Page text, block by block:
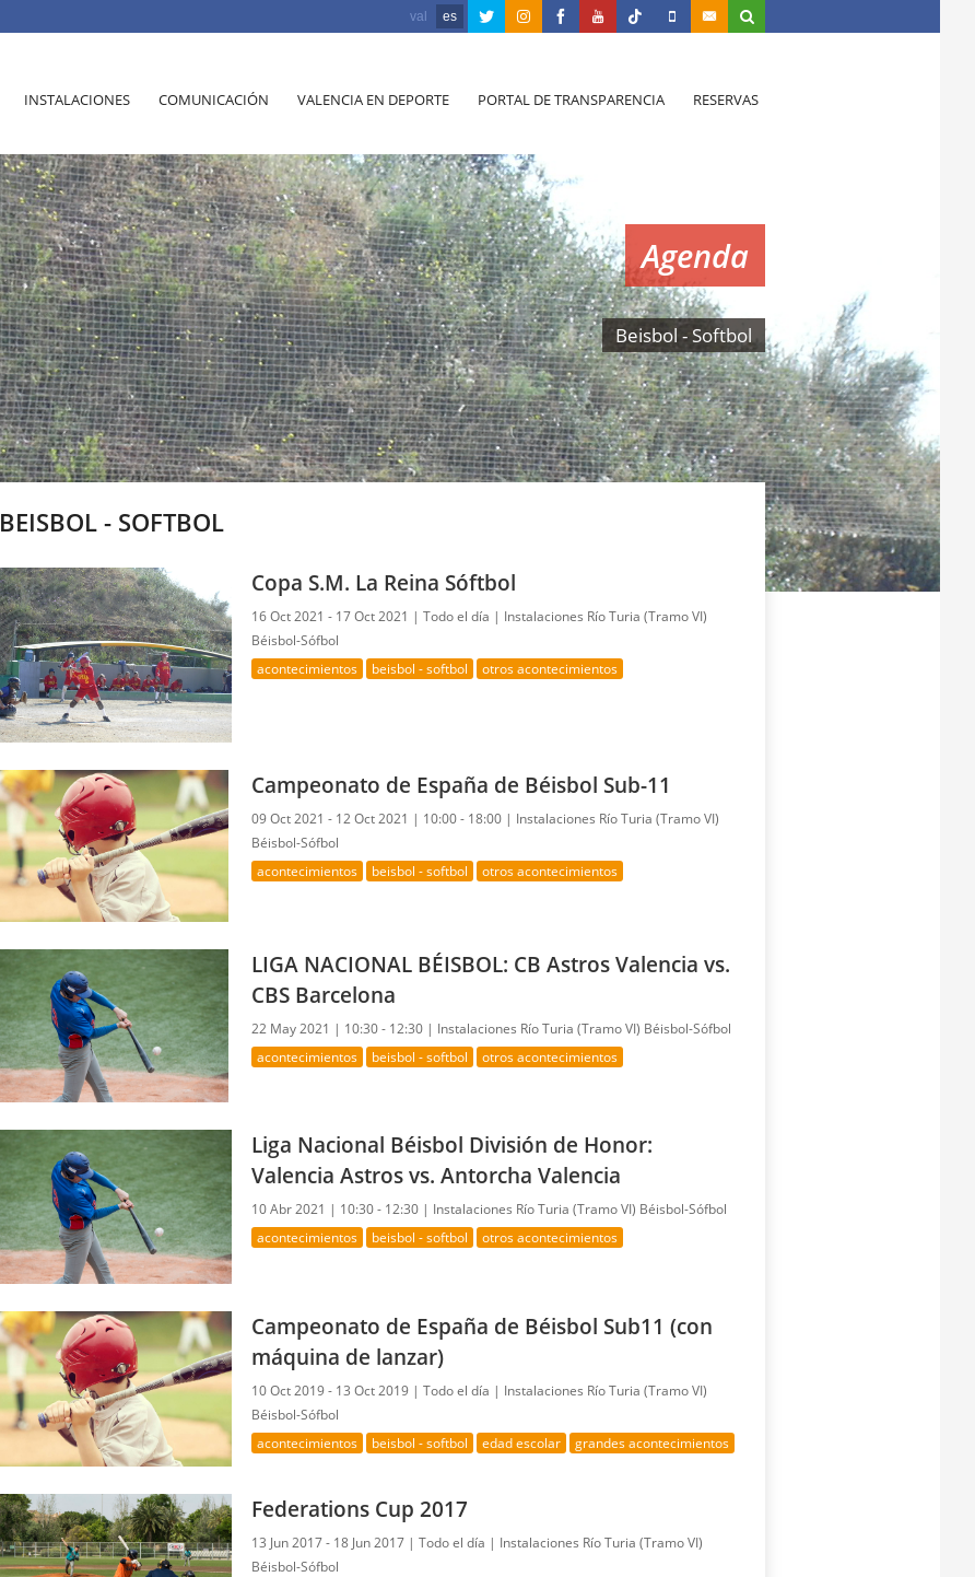
val es
INSTALACIONES COMUNICACIÓN VALENCIA EN DEPORTE PORTAL DE TRANSPARENCIA RESERVAS
Agenda
Beisbol - Softbol
BEISBOL - SOFTBOL
Copa S.M. La Reina Sóftbol
16 Oct 2021 - 17 Oct 2021 |Todo el día | Instalaciones Río Turia (Tramo VI)
Béisbol-Sófbol
acontecimientos beisbol - softbol otros acontecimientos
Campeonato de España de Béisbol Sub-11
09 Oct 2021 - 12 Oct 2021 | 10:00 - 18:00 | Instalaciones Río Turia (Tramo VI)
Béisbol-Sófbol
acontecimientos beisbol - softbol otros acontecimientos
LIGA NACIONAL BÉISBOL: CB Astros Valencia vs.
CBS Barcelona
22 May 2021 | 10:30 - 12:30 | Instalaciones Río Turia (Tramo VI) Béisbol-Sófbol
acontecimientos beisbol - softbol otros acontecimientos
Liga Nacional Béisbol División de Honor:
Valencia Astros vs. Antorcha Valencia
10 Abr 2021 | 10:30 - 12:30 | Instalaciones Río Turia (Tramo VI) Béisbol-Sófbol
acontecimientos beisbol - softbol otros acontecimientos
Campeonato de España de Béisbol Sub11 (con
máquina de lanzar)
10 Oct 2019 - 13 Oct 2019 |Todo el día | Instalaciones Río Turia (Tramo VI)
Béisbol-Sófbol
acontecimientos beisbol - softbol edad escolar grandes acontecimientos
Federations Cup 2017
13 Jun 2017 - 18 Jun 2017 |Todo el día | Instalaciones Río Turia (Tramo VI)
Béisbol-Sófbol